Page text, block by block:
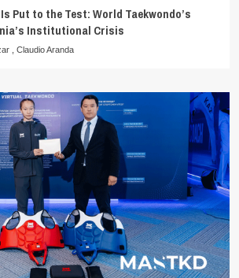
Put to the Test: World Taekwondo’s
Institutional Crisis
Claudio Aranda